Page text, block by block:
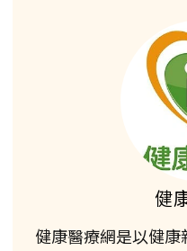
健
健康醫療網是以健